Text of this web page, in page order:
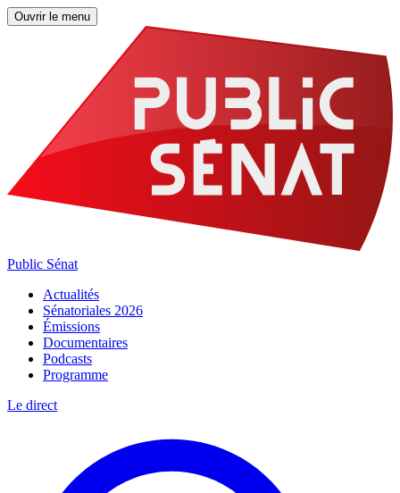
Ouvrir le menu
Public Sénat
Actualités
Sénatoriales 2026
Émissions
Documentaires
Podcasts
Programme
Le direct